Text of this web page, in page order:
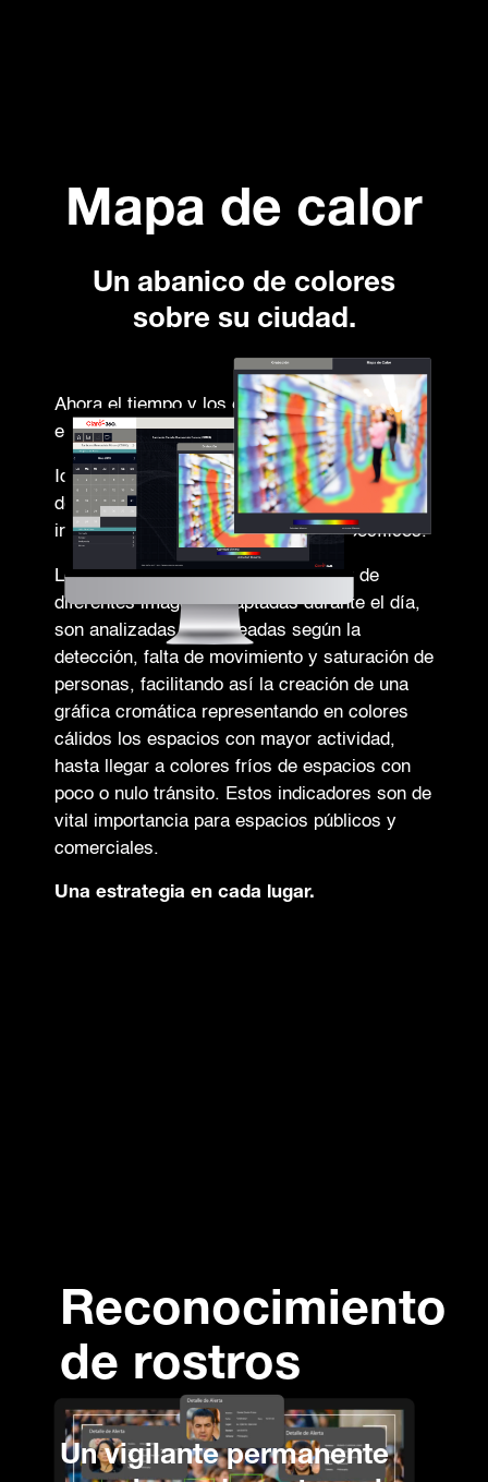
Mapa de calor
Un abanico de colores
sobre su ciudad.
Ahora el tiempo y los espacios se mostrarán
en rojo.
Identifica las áreas con saturación o alto flujo
de personas en diferentes puntos de sus
instalaciones según días y horas específicos.
Los mapas de calor se crean a partir de
diferentes imágenes captadas durante el día,
son analizadas y coloreadas según la
detección, falta de movimiento y saturación de
personas, facilitando así la creación de una
gráfica cromática representando en colores
cálidos los espacios con mayor actividad,
hasta llegar a colores fríos de espacios con
poco o nulo tránsito. Estos indicadores son de
vital importancia para espacios públicos y
comerciales.
Una estrategia en cada lugar.
Reconocimiento
de rostros
Un vigilante permanente